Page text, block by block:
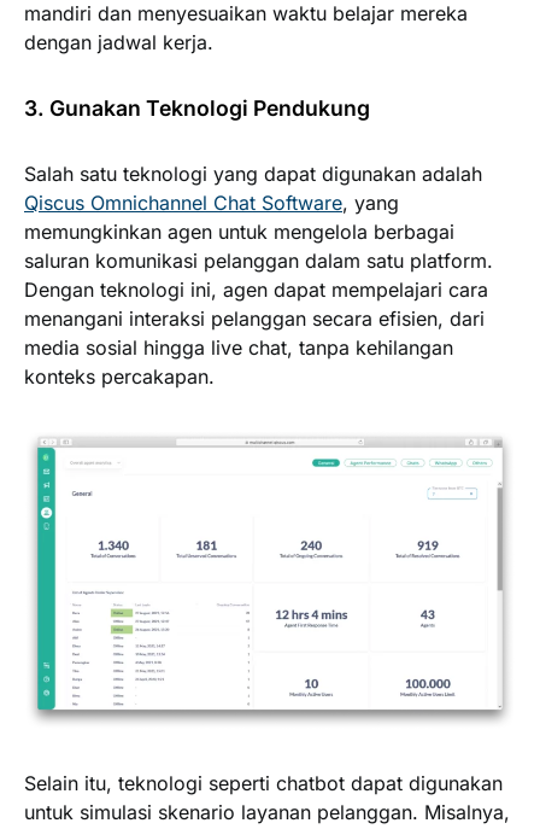
mandiri dan menyesuaikan waktu belajar mereka
dengan jadwal kerja.
3. Gunakan Teknologi Pendukung
Salah satu teknologi yang dapat digunakan adalah
Qiscus Omnichannel Chat Software, yang
memungkinkan agen untuk mengelola berbagai
saluran komunikasi pelanggan dalam satu platform.
Dengan teknologi ini, agen dapat mempelajari cara
menangani interaksi pelanggan secara efisien, dari
media sosial hingga live chat, tanpa kehilangan
konteks percakapan.
Selain itu, teknologi seperti chatbot dapat digunakan
untuk simulasi skenario layanan pelanggan. Misalnya,